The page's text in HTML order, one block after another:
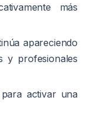
más
apareciendo
y profesionales
activar una